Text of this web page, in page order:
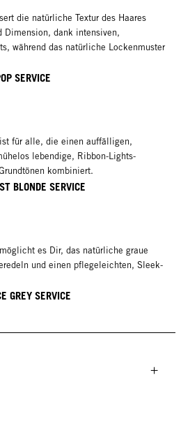
die natürliche Textur des Haares
Dimension, dank intensiven,
während das natürliche Lockenmuster
SERVICE
für alle, die einen auffälligen,
lebendige, Ribbon-Lights-
kombiniert.
BLONDE SERVICE
es Dir, das natürliche graue
und einen pflegeleichten, Sleek-
GREY SERVICE